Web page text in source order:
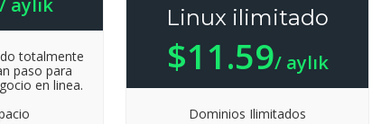
/ aylık
totalmente
paso para
en linea.
Linux ilimitado
$11.59/ aylık
Dominios Ilimitados